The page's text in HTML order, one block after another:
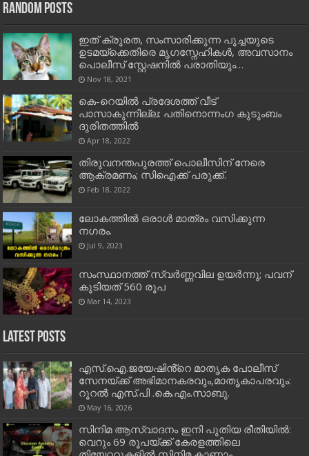
Random Posts
ഇത് ക്രൂരത, സംസാരിക്കുന്ന പൂച്ചയുടെ
ഉടമയ്‍ക്കെതിരെ മൃഗസ്നേഹികള്‍, അവസാനം
പൊലീസ് സ്റ്റേഷനിൽ പരാതിയും…
Nov 18, 2021
കെ-റെയില്‍ പ്രദേശത്ത് വീട്
പാസാകുന്നില്ല: പതിനൊന്നംഗ കുടുംബം
ദുരിതത്തില്‍
Apr 18, 2022
തിരുവനന്തപുരത്ത് പൊലീസിന് നേരെ
ആക്രമണം; സിഐക്ക് പരുക്ക്.
Feb 18, 2022
ലോകത്തിൽ ഒരാൾ മാത്രം വസിക്കുന്ന
നഗരം.
Jul 9, 2023
സംസ്ഥാനത്ത് സ്വർണ്ണവില ഉയർന്നു; പവന്
കൂടിയത് 560 രൂപ
Mar 14, 2023
Latest Posts
എസ്.ഐ.ജയേഷിൻ്റെ മാതൃക പോലീസ്
സേനയ്ക്ക് അഭിമാനകരവും,മാതൃകാപരവും:
റൂറൽ എസ്.പി .കെ.എം.സാബു.
May 16, 2026
സിനിമ ആസ്വാദനം ഇനി പുതിയ രീതിയിൽ:
വെറും 69 രൂപയ്ക്ക് കേരളത്തിലെ